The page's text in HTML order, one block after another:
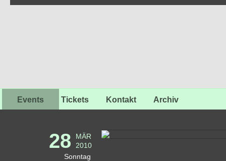
Events Tickets Kontakt Archiv
28
MÄR
2010
Sonntag